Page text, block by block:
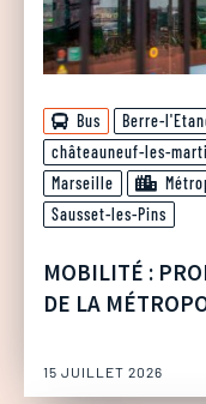
Bus Berre-
châteauneuf-les-
Marseille
Sausset-les-Pins
MOBILITÉ :
DE LA
15 JUILLET 2026